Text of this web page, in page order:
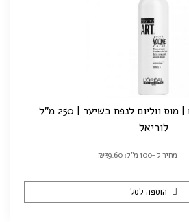
לוריאל
מחיר ל-100 מ"ל: ₪39.60
הוספה לסל